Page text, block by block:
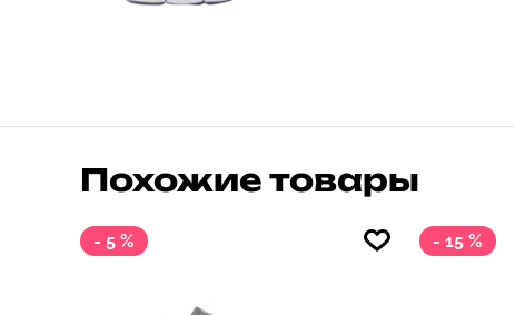
Похожие товары
- 5 % - 15 %